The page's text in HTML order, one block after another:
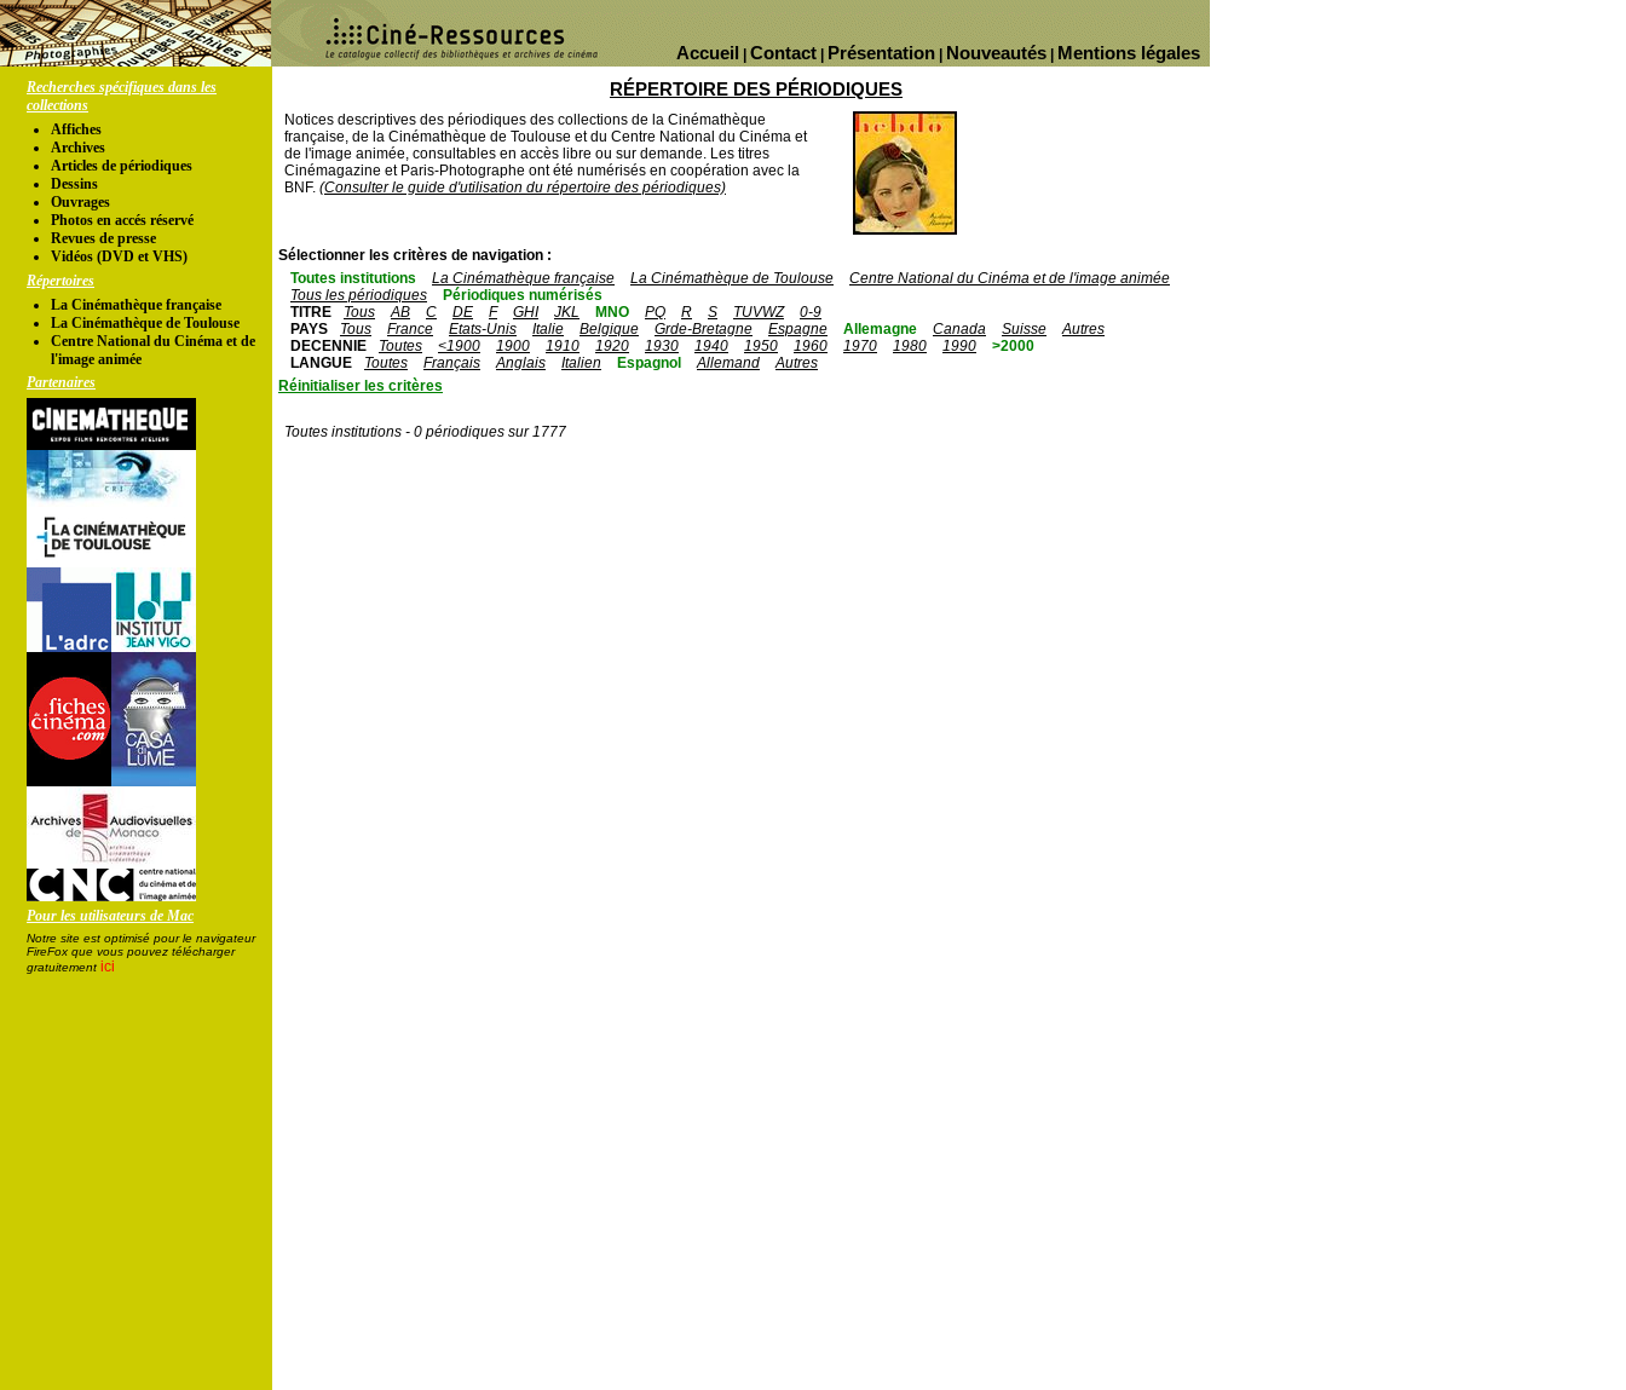
Mentions légales
Nouveautés
Présentation
Contact
Accueil
Recherches spécifiques dans les
collections
Affiches
Archives
Articles de périodiques
Dessins
Ouvrages
Photos en accés réservé
Revues de presse
Vidéos (DVD et VHS)
Répertoires
La Cinémathèque française
La Cinémathèque de Toulouse
Centre National du Cinéma et de
l'image animée
Partenaires
Pour les utilisateurs de Mac
Notre site est optimisé pour le navigateur
FireFox que vous pouvez télécharger
gratuitement ici
RÉPERTOIRE DES PÉRIODIQUES
Notices descriptives des périodiques des collections de la Cinémathèque
française, de la Cinémathèque de Toulouse et du Centre National du Cinéma et
de l'image animée, consultables en accès libre ou sur demande. Les titres
Cinémagazine et Paris-Photographe ont été numérisés en coopération avec la
BNF. (Consulter le guide d'utilisation du répertoire des périodiques)
Sélectionner les critères de navigation :
Toutes institutions
La Cinémathèque française La Cinémathèque de Toulouse
Centre National du Cinéma et de l'image animée
Tous les périodiques
Périodiques numérisés
TITRE
Tous AB C DE F GHI JKL MNO PQ R S TUVWZ
0-9
PAYS
Tous France Etats-Unis Italie Belgique Grde-Bretagne Espagne Allemagne Canada Suisse
Autres
DECENNIE
Toutes <1900 1900 1910 1920 1930 1940 1950 1960 1970 1980 1990
>2000
LANGUE
Toutes Français Anglais Italien Espagnol Allemand
Autres
Réinitialiser les critères
Toutes institutions - 0 périodiques sur 1777